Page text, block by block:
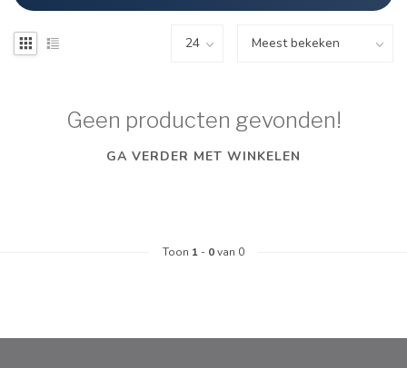
Geen producten gevonden!
GA VERDER MET WINKELEN
Toon 1 - 0van 0